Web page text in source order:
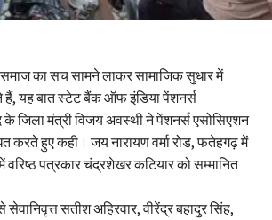
का सच सामने लाकर सामाजिक सुधार में
हैं, यह बात स्टेट बैंक ऑफ इंडिया पेंशनर्स
के जिला मंत्री विजय अवस्थी ने पेंशनर्स एसोसिएशन
करते हुए कही। जय नारायण वर्मा रोड, फतेहगढ़ में
वरिष्ठ पत्रकार चंद्रशेखर कटियार को सम्मानित
सतीश अहिरवार, वीरेंद्र बहादुर सिंह,